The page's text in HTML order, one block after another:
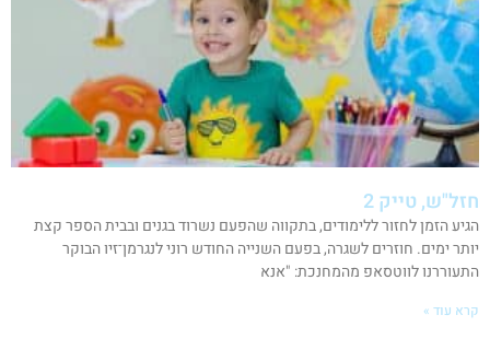
חזל"ש, טייק 2
הגיע הזמן לחזור ללימודים, בתקווה שהפעם נשרוד בגנים ובבית הספר קצת
יותר ימים. חוזרים לשגרה, בפעם השנייה החודש רוני לנגרמן־זיו הבוקר
התעוררנו לווטסאפ מהמחנכת: "אנא
קרא עוד »